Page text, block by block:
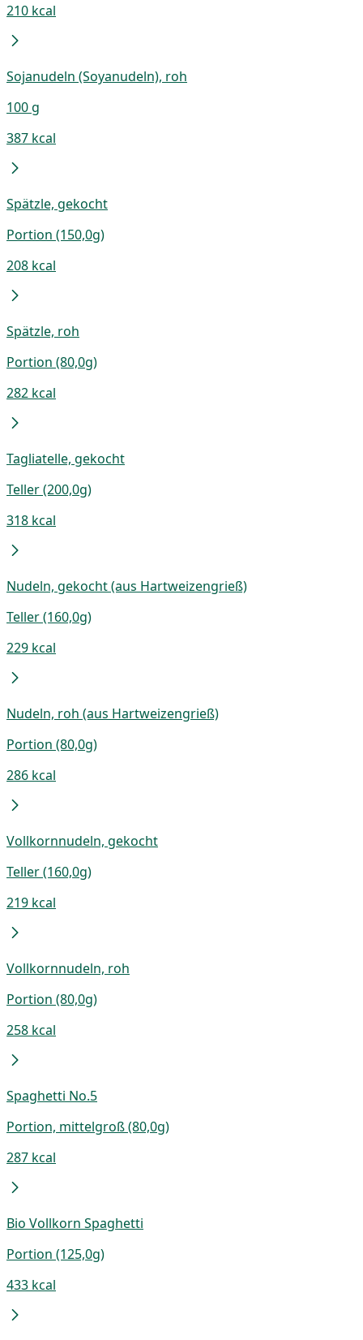
210 kcal
Sojanudeln (Soyanudeln), roh
100 g
387 kcal
Spätzle, gekocht
Portion (150,0g)
208 kcal
Spätzle, roh
Portion (80,0g)
282 kcal
Tagliatelle, gekocht
Teller (200,0g)
318 kcal
Nudeln, gekocht (aus Hartweizengrieß)
Teller (160,0g)
229 kcal
Nudeln, roh (aus Hartweizengrieß)
Portion (80,0g)
286 kcal
Vollkornnudeln, gekocht
Teller (160,0g)
219 kcal
Vollkornnudeln, roh
Portion (80,0g)
258 kcal
Spaghetti No.5
Portion, mittelgroß (80,0g)
287 kcal
Bio Vollkorn Spaghetti
Portion (125,0g)
433 kcal